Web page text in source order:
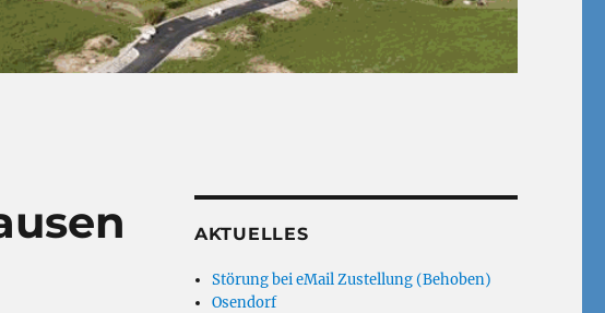
AKTUELLES
Störung bei eMail Zustellung (Behoben)
Osendorf